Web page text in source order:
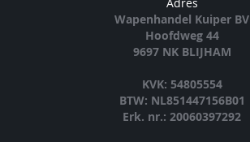
Wapenhandel Kuiper BV
Hoofdweg 44
9697 NK BLIJHAM
KVK: 54805554
BTW: NL851447156B01
Erk. nr.: 20060397292